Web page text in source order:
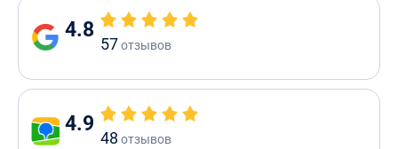
4.8
57отзывов
4.9
48 отзывов